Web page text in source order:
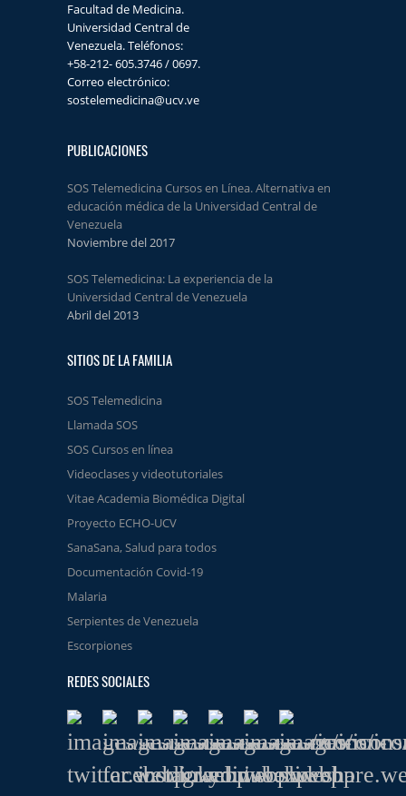
Facultad de Medicina.
Universidad Central de
Venezuela. Teléfonos:
+58-212- 605.3746 / 0697.
Correo electrónico:
sostelemedicina@ucv.ve
PUBLICACIONES
SOS Telemedicina Cursos en Línea. Alternativa en
educación médica de la Universidad Central de
Venezuela
Noviembre del 2017
SOS Telemedicina: La experiencia de la
Universidad Central de Venezuela
Abril del 2013
SITIOS DE LA FAMILIA
SOS Telemedicina
Llamada SOS
SOS Cursos en línea
Videoclases y videotutoriales
Vitae Academia Biomédica Digital
Proyecto ECHO-UCV
SanaSana, Salud para todos
Documentación Covid-19
Malaria
Serpientes de Venezuela
Escorpiones
REDES SOCIALES